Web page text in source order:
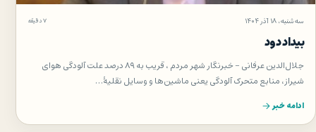
سه‌شنبه، ۱۸ آذر ۱۴۰۴ ۷ دقیقه
بیداد دود
جلال‌الدین عرفانی – خبرنگار شهر مردم ، قریب به ۸۹ درصد علت آلودگی هوای
شیراز، منابع متحرک آلودگی یعنی ماشین‌ها و وسایل نقلیهٔ…
ادامه خبر